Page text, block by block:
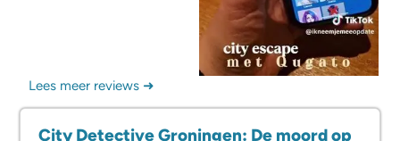
Lees meer reviews ➜
City Detective Groningen: De moord op